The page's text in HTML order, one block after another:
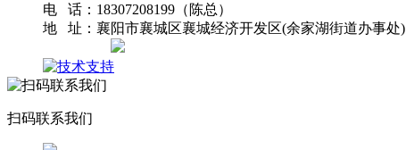
电 话：18307208199（陈总）
地 址：襄阳市襄城区襄城经济开发区(余家湖街道办事处)
扫码联系我们